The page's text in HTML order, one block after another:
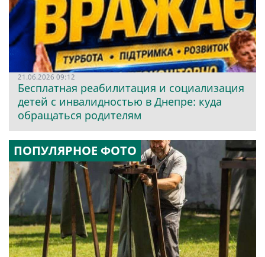
21.06.2026 09:12
Бесплатная реабилитация и социализация
детей с инвалидностью в Днепре: куда
обращаться родителям
ПОПУЛЯРНОЕ ФОТО